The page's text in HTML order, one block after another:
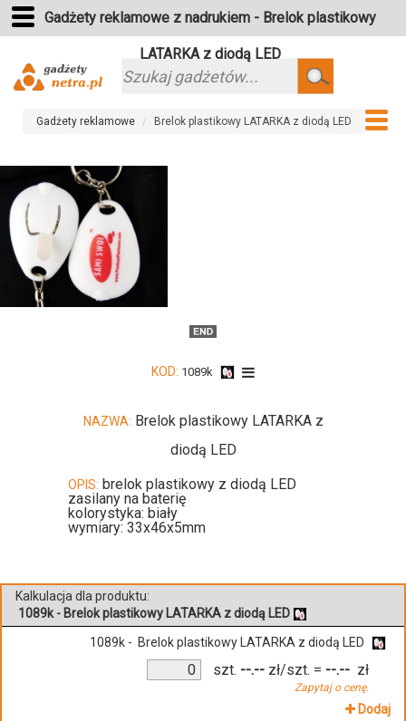
Gadżety reklamowe z nadrukiem - Brelok plastikowy
LATARKA z diodą LED
Szukaj
Gadżety reklamowe Brelok plastikowy LATARKA z diodą LED
KOD: 1089k
NAZWA: Brelok plastikowy LATARKA z
diodą LED
OPIS: brelok plastikowy z diodą LED
zasilany na baterię
kolorystyka: biały
wymiary: 33x46x5mm
Kalkulacja dla produktu:
1089k - Brelok plastikowy LATARKA z diodą LED
1089k - Brelok plastikowy LATARKA z diodą LED
szt. --.-- zł/szt.
Zapytaj o cenę.
= --.-- zł
Dodaj